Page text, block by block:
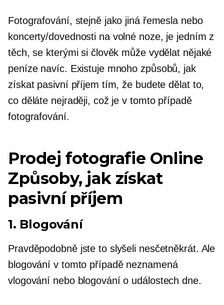
Fotografování, stejně jako jiná řemesla nebo
koncerty/dovednosti na volné noze, je jedním z
těch, se kterými si člověk může vydělat nějaké
peníze navíc. Existuje mnoho způsobů, jak
získat pasivní příjem tím, že budete dělat to,
co děláte nejraději, což je v tomto případě
fotografování.
Prodej fotografie Online
Způsoby, jak získat
pasivní příjem
1. Blogování
Pravděpodobně jste to slyšeli nesčetněkrát. Ale
blogování v tomto případě neznamená
vlogování nebo blogování o událostech dne.